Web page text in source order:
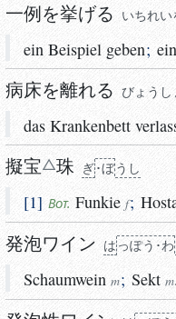
一例を挙げる いちれ
ein Beispiel geben;
病床を離れる びょうし
das Krankenbett
擬宝 珠 ぎ･ぼうし
1 Bot. Funkie f;
発泡ワイン はっぽう･わ
Schaumwein m; Sekt m.